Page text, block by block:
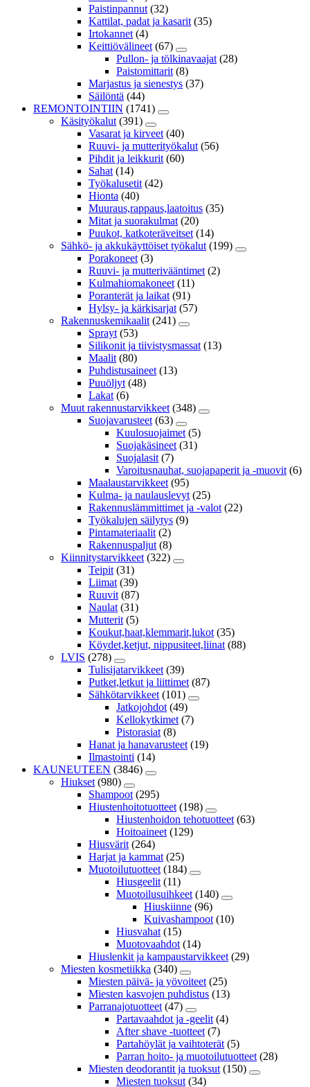
Paistinpannut (32)
Kattilat, padat ja kasarit (35)
Irtokannet (4)
Keittiövälineet (67)
Pullon- ja tölkinavaajat (28)
Paistomittarit (8)
Marjastus ja sienestys (37)
Säilöntä (44)
REMONTOINTIIN (1741)
Käsityökalut (391)
Vasarat ja kirveet (40)
Ruuvi- ja mutterityökalut (56)
Pihdit ja leikkurit (60)
Sahat (14)
Työkalusetit (42)
Hionta (40)
Muuraus,rappaus,laatoitus (35)
Mitat ja suorakulmat (20)
Puukot, katkoteräveitset (14)
Sähkö- ja akkukäyttöiset työkalut (199)
Porakoneet (3)
Ruuvi- ja mutterivääntimet (2)
Kulmahiomakoneet (11)
Poranterät ja laikat (91)
Hylsy- ja kärkisarjat (57)
Rakennuskemikaalit (241)
Sprayt (53)
Silikonit ja tiivistysmassat (13)
Maalit (80)
Puhdistusaineet (13)
Puuöljyt (48)
Lakat (6)
Muut rakennustarvikkeet (348)
Suojavarusteet (63)
Kuulosuojaimet (5)
Suojakäsineet (31)
Suojalasit (7)
Varoitusnauhat, suojapaperit ja -muovit (6)
Maalaustarvikkeet (95)
Kulma- ja naulauslevyt (25)
Rakennuslämmittimet ja -valot (22)
Työkalujen säilytys (9)
Pintamateriaalit (2)
Rakennuspaljut (8)
Kiinnitystarvikkeet (322)
Teipit (31)
Liimat (39)
Ruuvit (87)
Naulat (31)
Mutterit (5)
Koukut,haat,klemmarit,lukot (35)
Köydet,ketjut, nippusiteet,liinat (88)
LVIS (278)
Tulisijatarvikkeet (39)
Putket,letkut ja liittimet (87)
Sähkötarvikkeet (101)
Jatkojohdot (49)
Kellokytkimet (7)
Pistorasiat (8)
Hanat ja hanavarusteet (19)
Ilmastointi (14)
KAUNEUTEEN (3846)
Hiukset (980)
Shampoot (295)
Hiustenhoitotuotteet (198)
Hiustenhoidon tehotuotteet (63)
Hoitoaineet (129)
Hiusvärit (264)
Harjat ja kammat (25)
Muotoilutuotteet (184)
Hiusgeelit (11)
Muotoilusuihkeet (140)
Hiuskiinne (96)
Kuivashampoot (10)
Hiusvahat (15)
Muotovaahdot (14)
Hiuslenkit ja kampaustarvikkeet (29)
Miesten kosmetiikka (340)
Miesten päivä- ja yövoiteet (25)
Miesten kasvojen puhdistus (13)
Parranajotuotteet (47)
Partavaahdot ja -geelit (4)
After shave -tuotteet (7)
Partahöylät ja vaihtoterät (5)
Parran hoito- ja muotoilutuotteet (28)
Miesten deodorantit ja tuoksut (150)
Miesten tuoksut (34)